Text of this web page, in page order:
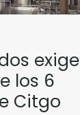
exige
los 6
Citgo